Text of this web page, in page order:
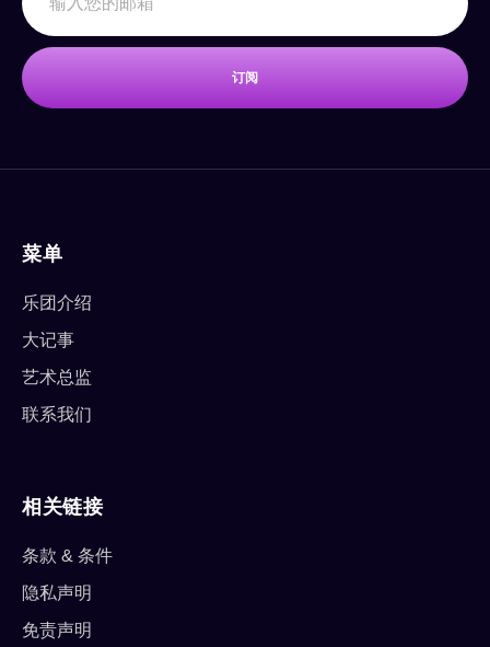
订阅
菜单
乐团介绍
大记事
艺术总监
联系我们
相关链接
条款 & 条件
隐私声明
免责声明